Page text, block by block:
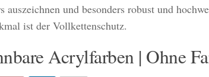
auszeichnen und besonders robust und
ist der Vollkettenschutz.
Acrylfarben | Ohne